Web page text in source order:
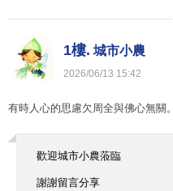
1樓. 城市小農
2026/06/13 15:42
有時人心的思慮欠周全與佛心無關。
歡迎城市小農蒞臨
謝謝留言分享